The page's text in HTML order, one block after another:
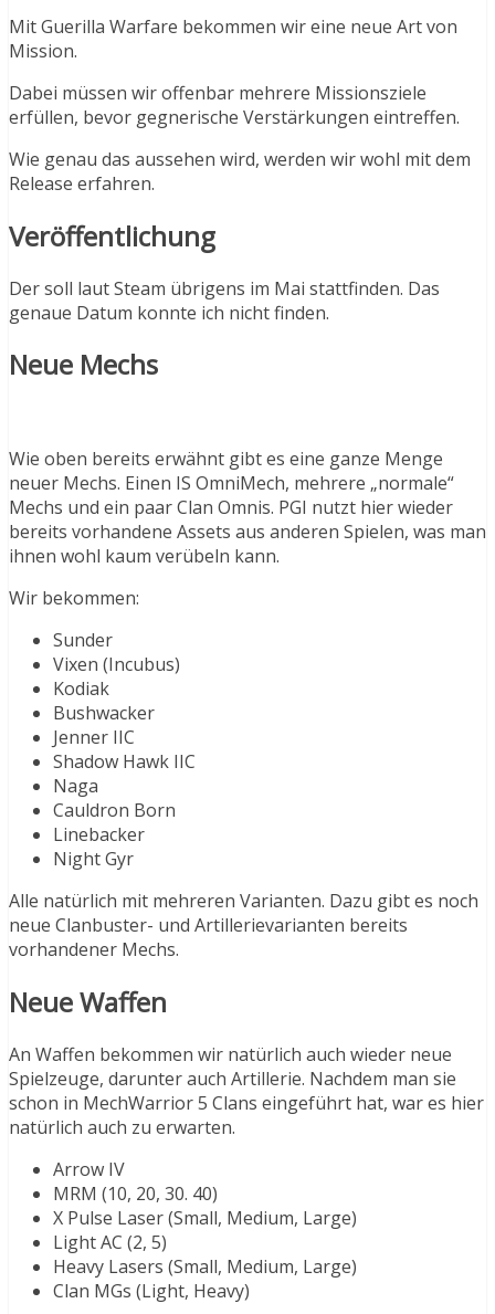
Mit Guerilla Warfare bekommen wir eine neue Art von
Mission.
Dabei müssen wir offenbar mehrere Missionsziele
erfüllen, bevor gegnerische Verstärkungen eintreffen.
Wie genau das aussehen wird, werden wir wohl mit dem
Release erfahren.
Veröffentlichung
Der soll laut Steam übrigens im Mai stattfinden. Das
genaue Datum konnte ich nicht finden.
Neue Mechs
Wie oben bereits erwähnt gibt es eine ganze Menge
neuer Mechs. Einen IS OmniMech, mehrere „normale“
Mechs und ein paar Clan Omnis. PGI nutzt hier wieder
bereits vorhandene Assets aus anderen Spielen, was man
ihnen wohl kaum verübeln kann.
Wir bekommen:
Sunder
Vixen (Incubus)
Kodiak
Bushwacker
Jenner IIC
Shadow Hawk IIC
Naga
Cauldron Born
Linebacker
Night Gyr
Alle natürlich mit mehreren Varianten. Dazu gibt es noch
neue Clanbuster- und Artillerievarianten bereits
vorhandener Mechs.
Neue Waffen
An Waffen bekommen wir natürlich auch wieder neue
Spielzeuge, darunter auch Artillerie. Nachdem man sie
schon in MechWarrior 5 Clans eingeführt hat, war es hier
natürlich auch zu erwarten.
Arrow IV
MRM (10, 20, 30. 40)
X Pulse Laser (Small, Medium, Large)
Light AC (2, 5)
Heavy Lasers (Small, Medium, Large)
Clan MGs (Light, Heavy)